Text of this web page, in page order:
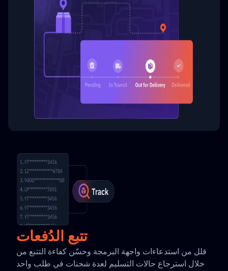
تتبع الدُفعات
قلل من استدعاءات واجهة البرمجة وحسّن كفاءة التتبع من
خلال استرجاع حالات التسليم لعدة شحنات في طلب واحد